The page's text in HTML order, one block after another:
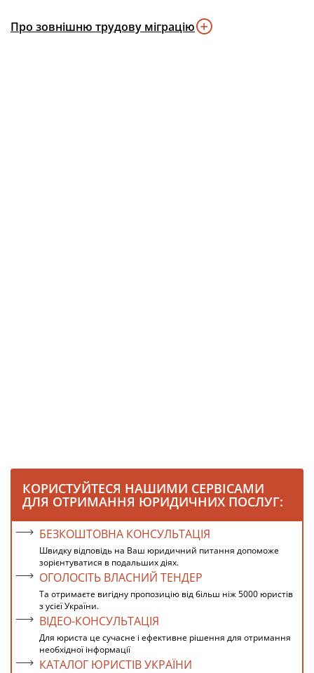
Про зовнішню трудову міграцію
КОРИСТУЙТЕСЯ НАШИМИ СЕРВІСАМИ
ДЛЯ ОТРИМАННЯ ЮРИДИЧНИХ ПОСЛУГ:
БЕЗКОШТОВНА КОНСУЛЬТАЦІЯ
Швидку відповідь на Ваш юридичний питання допоможе
зорієнтуватися в подальших діях.
ОГОЛОСІТЬ ВЛАСНИЙ ТЕНДЕР
Та отримаєте вигідну пропозицію від більш ніж 5000 юристів
з усієї України.
ВІДЕО-КОНСУЛЬТАЦІЯ
Для юриста це сучасне і ефективне рішення для отримання
необхідної інформації
КАТАЛОГ ЮРИСТІВ УКРАЇНИ